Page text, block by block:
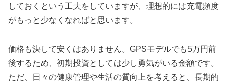
しておくという工夫をしていますが、理想的には充電頻度
がもっと少なくなればと思います。
価格も決して安くはありません。GPSモデルでも5万円前
後するため、初期投資としては少し勇気がいる金額です。
ただ、日々の健康管理や生活の質向上を考えると、長期的